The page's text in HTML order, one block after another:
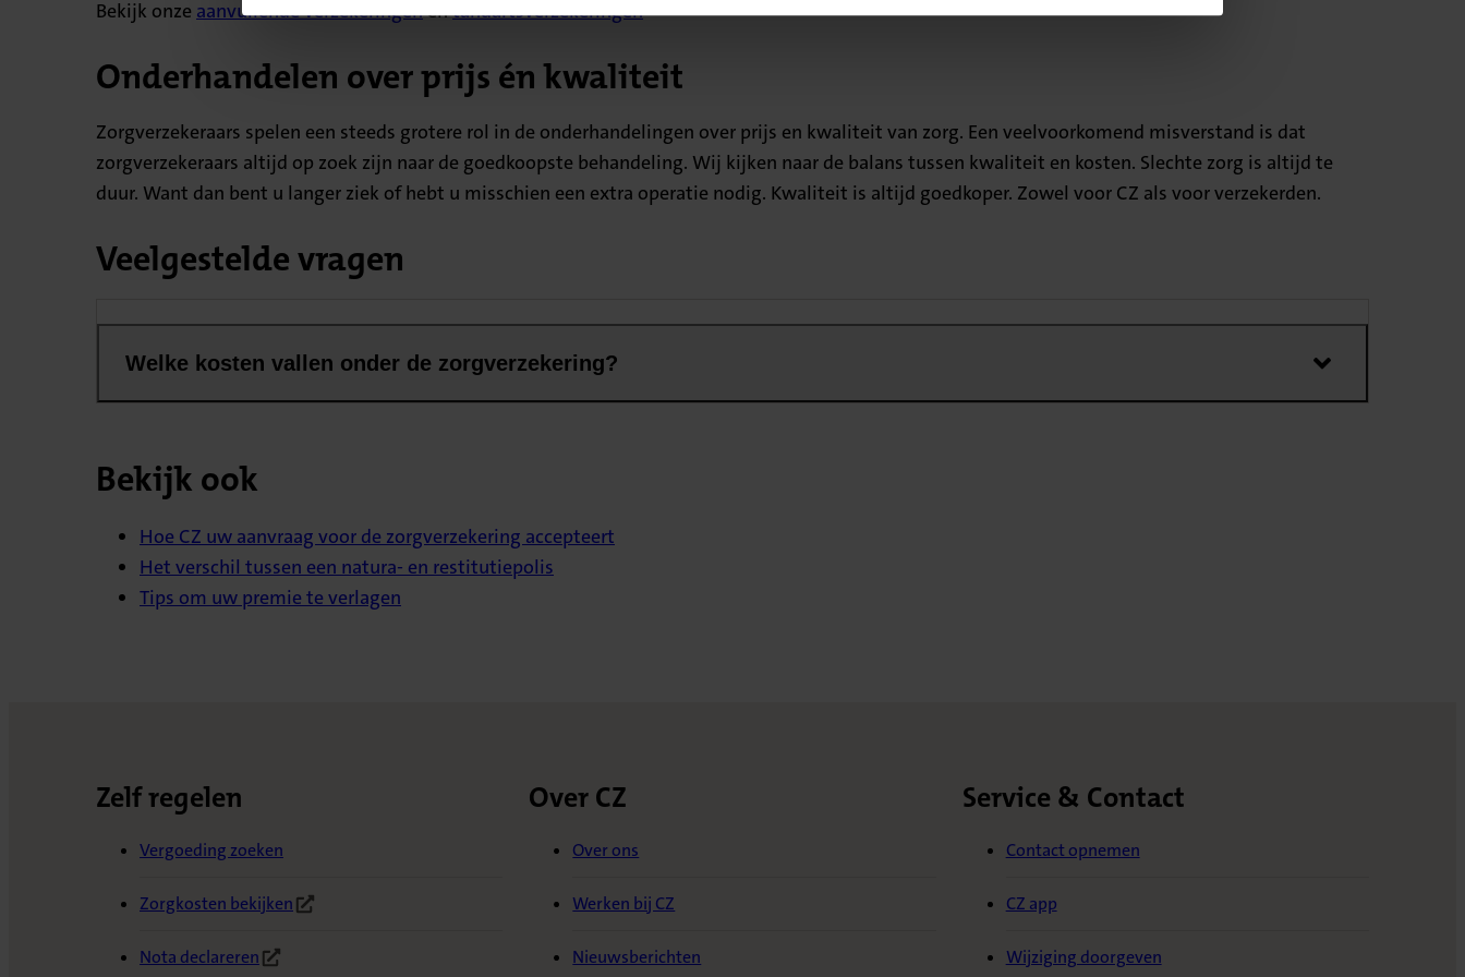
Bekijk onze aanvullende verzekeringenentandartsverzekeringen
Onderhandelen over prijs én kwaliteit
Zorgverzekeraars spelen een steeds grotere rol in de onderhandelingen over prijs en kwaliteit van zorg. Een veelvoorkomend misverstand is dat
zorgverzekeraars altijd op zoek zijn naar de goedkoopste behandeling. Wij kijken naar de balans tussen kwaliteit en kosten. Slechte zorg is altijd te
duur. Want dan bent u langer ziek of hebt u misschien een extra operatie nodig. Kwaliteit is altijd goedkoper. Zowel voor CZ als voor verzekerden.
Veelgestelde vragen
Welke kosten vallen onder de zorgverzekering?
Bekijk ook
Hoe CZ uw aanvraag voor de zorgverzekering accepteert
Het verschil tussen een natura- en restitutiepolis
Tips om uw premie te verlagen
Zelf regelen
Vergoeding zoeken
Zorgkosten bekijken
(Opent in nieuw tabblad)
Nota declareren
(Opent in nieuw tabblad)
Over CZ
Over ons
Werken bij CZ
Nieuwsberichten
Service & Contact
Contact opnemen
CZ app
Wijziging doorgeven